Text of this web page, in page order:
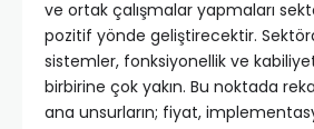
ve ortak çalışmalar yapmaları
pozitif yönde geliştirecektir.
sistemler, fonksiyonellik ve kabiliyet
birbirine çok yakın. Bu noktada
ana unsurların; fiyat,